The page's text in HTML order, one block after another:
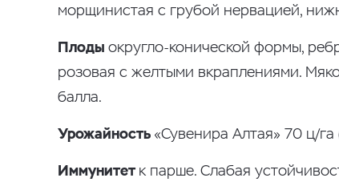
морщинистая с грубой нервацией,
Плоды округло-конической формы,
розовая с желтыми вкраплениями.
балла.
Урожайность «Сувенира Алтая» 70 ц/
Иммунитет к парше. Слабая